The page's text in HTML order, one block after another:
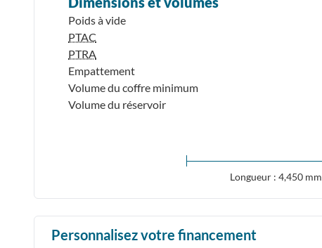
Poids à vide
PTAC
PTRA
Empattement
Volume du coffre minimum
Volume du réservoir
Longueur : 4,450 mm
Personnalisez votre financement